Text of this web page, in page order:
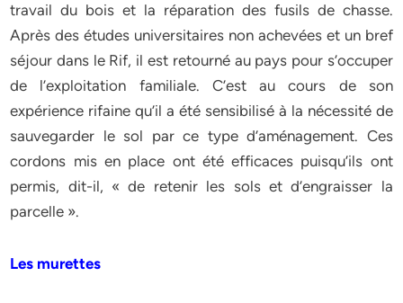
travail du bois et la réparation des fusils de chasse.
Après des études universitaires non achevées et un bref
séjour dans le Rif, il est retourné au pays pour s’occuper
de l’exploitation familiale. C’est au cours de son
expérience rifaine qu’il a été sensibilisé à la nécessité de
sauvegarder le sol par ce type d’aménagement. Ces
cordons mis en place ont été efficaces puisqu’ils ont
permis, dit-il, « de retenir les sols et d’engraisser la
parcelle ».
Les murettes